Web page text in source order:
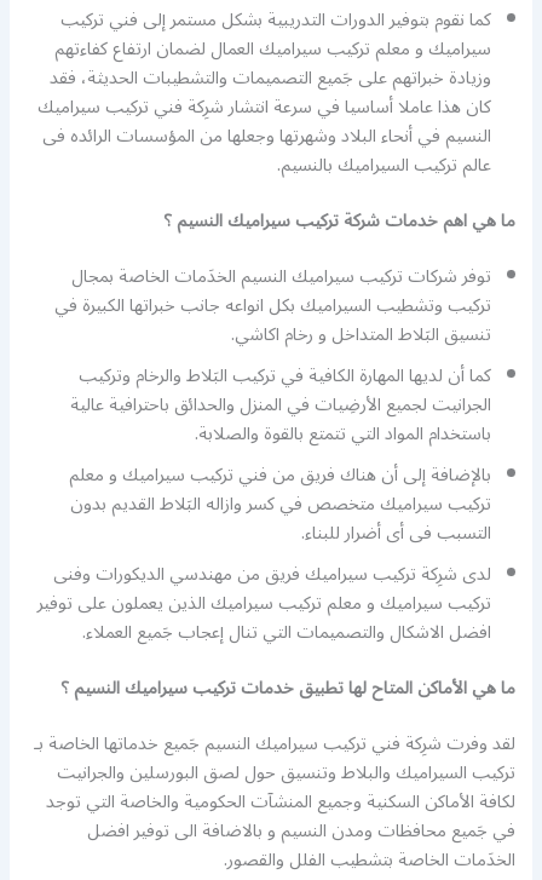
كما نقوم بتوفير الدورات التدريبية بشكل مستمر إلى فني تركيب
سيراميك و معلم تركيب سيراميك العمال لضمان ارتفاع كفاءتهم
وزيادة خبراتهم على جَميع التصميمات والتشطيبات الحديثة، فقد
كان هذا عاملا أساسيا في سرعة انتشار شرِكة فني تركيب سيراميك
النسيم في أنحاء البلاد وشهرتها وجعلها من المؤسسات الرائده فى
عالم تركيب السيراميك بالنسيم.
ما هي اهم خدمات شركة تركيب سيراميك النسيم ؟
توفر شركات تركيب سيراميك النسيم الخدَمات الخاصة بمجال
تركيب وتشطيب السيراميك بكل انواعه جانب خبراتها الكبيرة في
تنسيق البَلاط المتداخل و رخام اكاشي.
كما أن لديها المهارة الكافية في تركيب البَلاط والرخام وتركيب
الجرانيت لجميع الأرضِيات في المنزل والحدائق باحترافية عالية
باستخدام المواد التي تتمتع بالقوة والصلابة.
بالإضافة إلى أن هناك فريق من فني تركيب سيراميك و معلم
تركيب سيراميك متخصص في كسر وازاله البَلاط القديم بدون
التسبب فى أى أضرار للبناء.
لدى شرِكة تركيب سيراميك فريق من مهندسي الديكورات وفنى
تركيب سيراميك و معلم تركيب سيراميك الذين يعملون على توفير
افضل الاشكال والتصميمات التي تنال إعجاب جَميع العملاء.
ما هي الأماكن المتاح لها تطبيق خدمات تركيب سيراميك النسيم ؟
لقد وفرت شرِكة فني تركيب سيراميك النسيم جَميع خدماتها الخاصة بـ
تركيب السيراميك والبلاط وتنسيق حول لصق البورسلين والجرانيت
لكافة الأماكن السكنية وجميع المنشآت الحكومية والخاصة التي توجد
في جَميع محافظات ومدن النسيم و بالاضافة الى توفير افضل
الخدَمات الخاصة بتشطيب الفلل والقصور.